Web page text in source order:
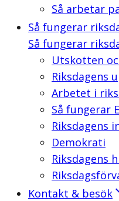
Så arbetar
Så fungerar
Så fungerar
Utskotten
Riksdagens
Arbetet i
Så fungerar
Riksdagens
Demokrati
Riksdagens
Kontakt & besök